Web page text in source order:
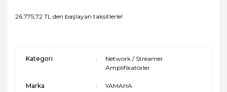
26.775,72 TL den başlayan taksitlerle!
Kategori
Network / Streamer
Amplifikatörler
Marka YAMAHA